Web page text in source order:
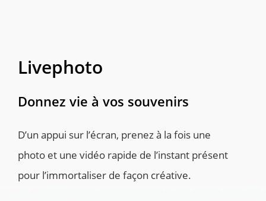
D’un appui sur l’écran, prenez à la fois une
photo et une vidéo rapide de l’instant présent
pour l’immortaliser de façon créative.
Donnez vie à vos souvenirs
Livephoto